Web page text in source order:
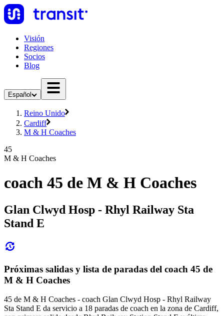
Visión
Regiones
Socios
Blog
Español
Reino Unido
Cardiff
M & H Coaches
45
M & H Coaches
coach 45 de M & H Coaches
Glan Clwyd Hosp - Rhyl Railway Sta
Stand E
Próximas salidas y lista de paradas del coach 45 de
M & H Coaches
45 de M & H Coaches - coach Glan Clwyd Hosp - Rhyl Railway
Sta Stand E da servicio a 18 paradas de coach en la zona de Cardiff,